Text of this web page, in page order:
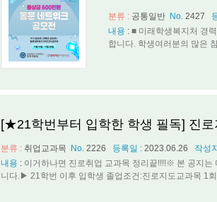
분류 : 공통일반 No. 2427
내용 : ■ 미래학생복지처 경
합니다. 학생여러분의 많은
[★21학번부터 입학한 학생 필독] 진
분류 : 취업교과목 No. 2226 등록일 : 2023.06.26
작성
내용 : 이거하나면 진로취업 교과목 정리끝!!!!※ 본 공지
니다.▶ 21학번 이후 입학생 졸업조건:진로지도교과목 1